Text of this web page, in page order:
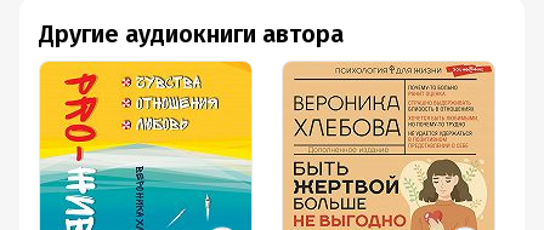
Другие аудиокниги автора